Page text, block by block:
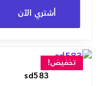
أشتري الآن
تخفيض!
sd583